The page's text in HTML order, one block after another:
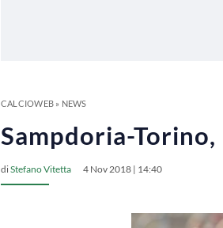
CALCIOWEB» NEWS
Sampdoria-
diStefano Vitetta 4 Nov 2018 | 14:40